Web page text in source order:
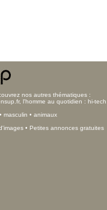
nos autres thématiques :
l'homme au quotidien : hi-
• masculin • animaux
• Petites annonces gratuites